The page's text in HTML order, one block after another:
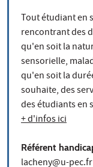
Tout étudiant en
rencontrant des
qu'en soit la
sensorielle,
qu'en soit la
souhaite, des
des étudiants en
+ d'infos ici
Référent
lacheny@u-pec.fr